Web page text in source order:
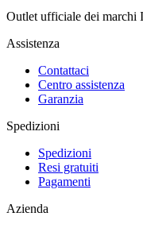
Outlet ufficiale dei marchi
Assistenza
Contattaci
Centro assistenza
Garanzia
Spedizioni
Spedizioni
Resi gratuiti
Pagamenti
Azienda